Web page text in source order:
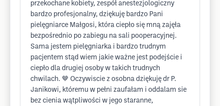
przekochane kobiety, zespół anestezjologiczny
bardzo profesjonalny, dziękuję bardzo Pani
pielęgniarce Małgosi, która ciepło się mną zajęła
bezpośrednio po zabiegu na sali pooperacyjnej.
Sama jestem pielęgniarka i bardzo trudnym
pacjentem stąd wiem jakie ważne jest podejście i
ciepło dla drugiej osoby w takich trudnych
chwilach. 🤎 Oczywiscie z osobna dziękuję dr P.
Janikowi, któremu w pełni zaufałam i oddalam sie
bez cienia wątpliwości w jego staranne,